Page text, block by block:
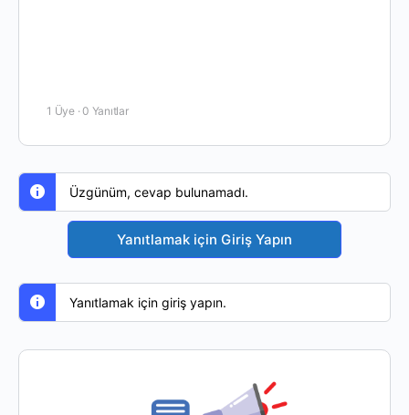
1 Üye ·0 Yanıtlar
Üzgünüm, cevap bulunamadı.
Yanıtlamak için Giriş Yapın
Yanıtlamak için giriş yapın.